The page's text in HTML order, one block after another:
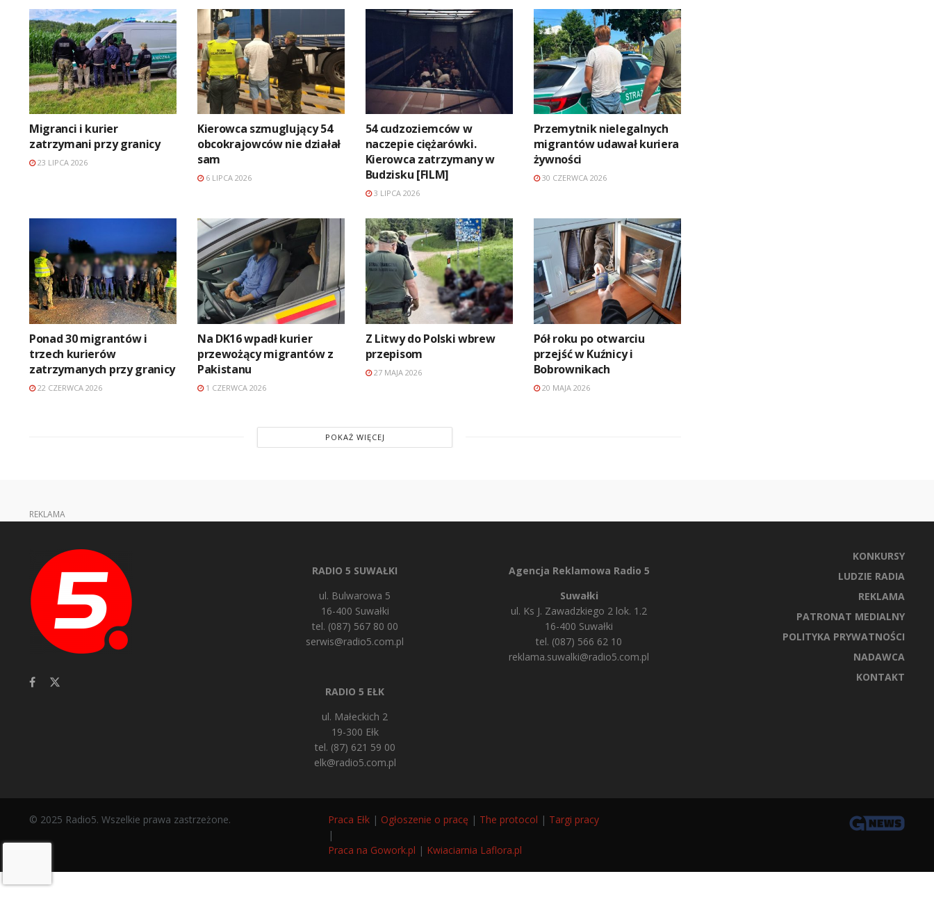
Migranci i kurier
zatrzymani przy granicy
23 LIPCA 2026
Kierowca szmuglujący 54
obcokrajowców nie działał
sam
6 LIPCA 2026
54 cudzoziemców w
naczepie ciężarówki.
Kierowca zatrzymany w
Budzisku [FILM]
3 LIPCA 2026
Przemytnik nielegalnych
migrantów udawał kuriera
żywności
30 CZERWCA 2026
Ponad 30 migrantów i
trzech kurierów
zatrzymanych przy granicy
22 CZERWCA 2026
Na DK16 wpadł kurier
przewożący migrantów z
Pakistanu
1 CZERWCA 2026
Z Litwy do Polski wbrew
przepisom
27 MAJA 2026
Pół roku po otwarciu
przejść w Kuźnicy i
Bobrownikach
20 MAJA 2026
POKAŻ WIĘCEJ
REKLAMA
RADIO 5 SUWAŁKI
ul. Bulwarowa 5
16-400 Suwałki
tel. (087) 567 80 00
serwis@radio5.com.pl
RADIO 5 EŁK
ul. Małeckich 2
19-300 Ełk
tel. (87) 621 59 00
elk@radio5.com.pl
Agencja Reklamowa Radio 5
Suwałki
ul. Ks J. Zawadzkiego 2 lok. 1.2
16-400 Suwałki
tel. (087) 566 62 10
reklama.suwalki@radio5.com.pl
KONKURSY
LUDZIE RADIA
REKLAMA
PATRONAT MEDIALNY
POLITYKA PRYWATNOŚCI
NADAWCA
KONTAKT
© 2025 Radio5. Wszelkie prawa zastrzeżone. Praca Ełk | Ogłoszenie o pracę | The protocol | Targi pracy
|
Praca na Gowork.pl | Kwiaciarnia Laflora.pl